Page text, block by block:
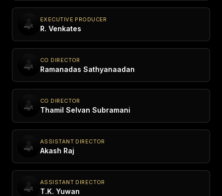
EXECUTIVE PRODUCER
R. Venkates
CO DIRECTOR
Ramanadas Sathyanaadan
CO DIRECTOR
Thamil Selvan Subramani
ASSISTANT DIRECTOR
Akash Raj
ASSISTANT DIRECTOR
T.K. Yuwan